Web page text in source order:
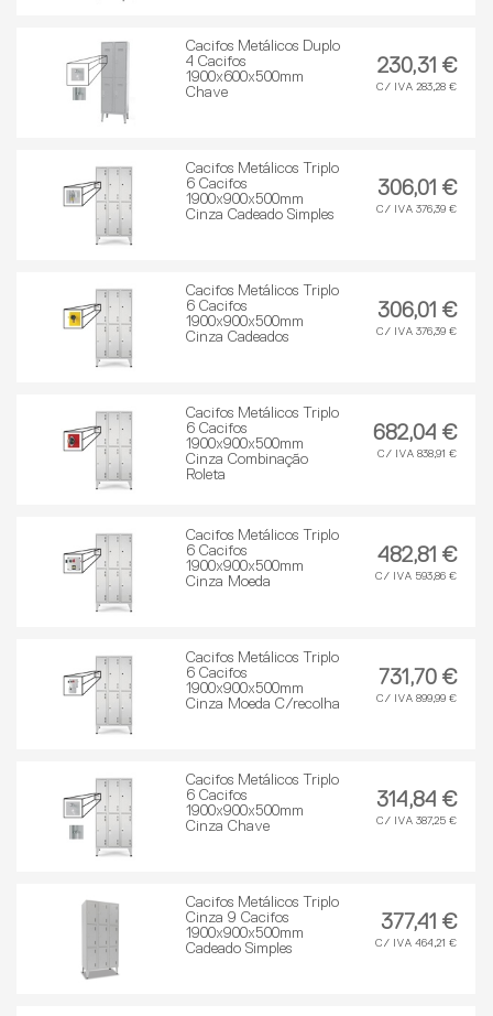
Cacifos Metálicos Duplo
4 Cacifos
1900x600x500mm
Chave
230,31 €
C/ IVA 283,28 €
Cacifos Metálicos Triplo
6 Cacifos
1900x900x500mm
Cinza Cadeado Simples
306,01 €
C/ IVA 376,39 €
Cacifos Metálicos Triplo
6 Cacifos
1900x900x500mm
Cinza Cadeados
306,01 €
C/ IVA 376,39 €
Cacifos Metálicos Triplo
6 Cacifos
1900x900x500mm
Cinza Combinação
Roleta
682,04 €
C/ IVA 838,91 €
Cacifos Metálicos Triplo
6 Cacifos
1900x900x500mm
Cinza Moeda
482,81 €
C/ IVA 593,86 €
Cacifos Metálicos Triplo
6 Cacifos
1900x900x500mm
Cinza Moeda C/recolha
731,70 €
C/ IVA 899,99 €
Cacifos Metálicos Triplo
6 Cacifos
1900x900x500mm
Cinza Chave
314,84 €
C/ IVA 387,25 €
Cacifos Metálicos Triplo
Cinza 9 Cacifos
1900x900x500mm
Cadeado Simples
377,41 €
C/ IVA 464,21 €